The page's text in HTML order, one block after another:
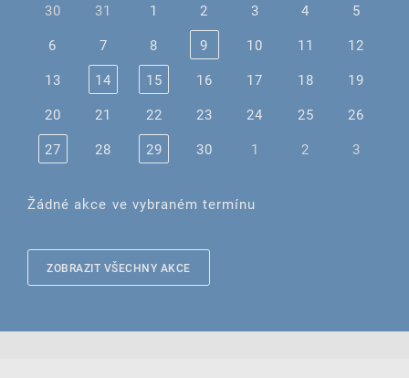
30 31 1 2 3 4
5
6
7 8 9 10 11
12
13
14 15 16 17 18
19
20
21 22 23 24 25
26
27
28 29 30 1 2 3
Žádné akce ve vybraném termínu
ZOBRAZIT VŠECHNY AKCE